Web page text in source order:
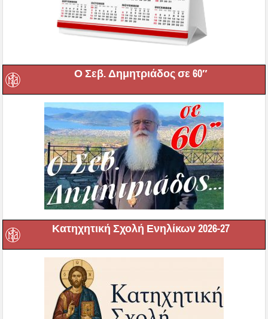
Ο Σεβ. Δημητριάδος σε 60″
Κατηχητική Σχολή Ενηλίκων 2026-27